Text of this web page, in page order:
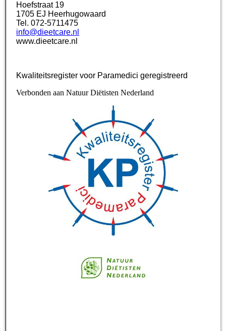
Hoefstraat 19
1705 EJ Heerhugowaard
Tel. 072-5711475
info@dieetcare.nl
www.dieetcare.nl
Kwaliteitsregister voor Paramedici geregistreerd
Verbonden aan Natuur Diëtisten Nederland